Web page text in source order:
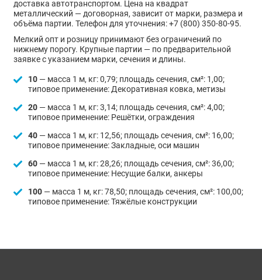
доставка автотранспортом. Цена на квадрат
металлический — договорная, зависит от марки, размера и
объёма партии. Телефон для уточнения: +7 (800) 350-80-95.
Мелкий опт и розницу принимают без ограничений по
нижнему порогу. Крупные партии — по предварительной
заявке с указанием марки, сечения и длины.
10— масса 1 м, кг: 0,79; площадь сечения, см²: 1,00;
типовое применение: Декоративная ковка, метизы
20— масса 1 м, кг: 3,14; площадь сечения, см²: 4,00;
типовое применение: Решётки, ограждения
40— масса 1 м, кг: 12,56; площадь сечения, см²: 16,00;
типовое применение: Закладные, оси машин
60— масса 1 м, кг: 28,26; площадь сечения, см²: 36,00;
типовое применение: Несущие балки, анкеры
100— масса 1 м, кг: 78,50; площадь сечения, см²: 100,00;
типовое применение: Тяжёлые конструкции